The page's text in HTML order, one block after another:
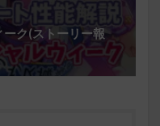
ーク(ストーリー報